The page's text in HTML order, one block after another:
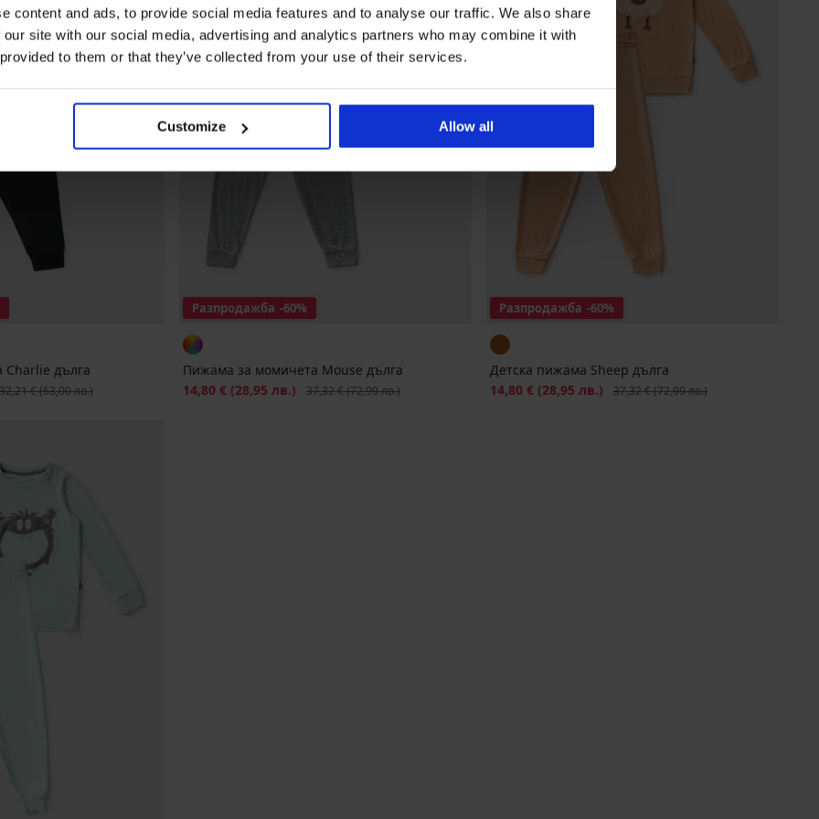
content and ads, to provide social media features and to analyse our traffic. We also share
site with our social media, advertising and analytics partners who may combine it with
to them or that they’ve collected from your use of their services.
Customize Allow all
дълга
цена
32,21 €(63,00 лв.)
Разпродажба -60%
Пижама за момичета Mouse дълга
Намаление
14,80 € (28,95 лв.) Първоначална цена
37,32 €(72,99 лв.)
Разпродажба -60%
Детска пижама Sheep дълга
Намаление
14,80 € (28,95 лв.) Първоначална цена
37,32 €(72,99 лв.)